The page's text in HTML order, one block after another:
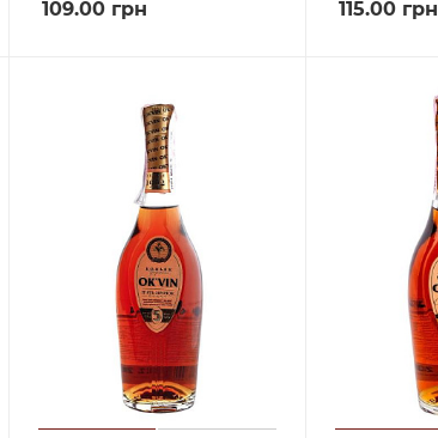
109.00грн 115.00грн